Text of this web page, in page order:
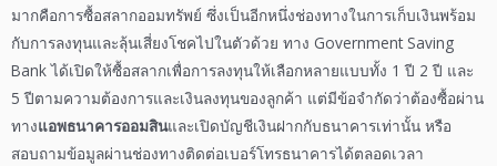
มากคือการซื้อสลากออมทรัพย์ ซึ่งเป็นอีกหนึ่งช่องทางในการเก็บเงินพร้อม
กับการลงทุนและลุ้นเสี่ยงโชคไปในตัวด้วย ทาง Government Saving
Bank ได้เปิดให้ซื้อสลากเพื่อการลงทุนให้เลือกหลายแบบทั้ง 1 ปี 2 ปี และ
5 ปีตามความต้องการและเงินลงทุนของลูกค้า แต่มีข้อจำกัดว่าต้องซื้อผ่าน
ทางแอพธนาคารออมสินและเปิดบัญชีเงินฝากกับธนาคารเท่านั้น หรือ
สอบถามข้อมูลผ่านช่องทางติดต่อเบอร์โทรธนาคารได้ตลอดเวลา